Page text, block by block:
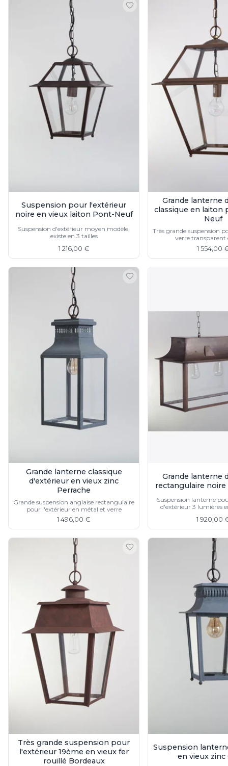
Brand Von Egmond
Elstead Lighting
Ferroluce
Ferroluce Classic
Fine Art Lamps
Holtkötter
Hudson Valley
Italamp
Jacques Garcia
JP Ryckaert
kdln
Leds C4
LichtRaum Funktion
Michael Anastassiades
Mullan
Munari par Stylnove Ceramiche
Objet insolite
Quintiesse
RADAR
Tonone
Vincent Sheppard
Visual Comfort&Co.
Suspension pour l'extérieur
noire en vieux laiton Pont-Neuf
Suspension d'extérieur moyen modèle,
existe en 3 tailles
1 216,00 €
Grande lanterne
classique en laiton
Neuf
Très grande suspension
verre transparent
1 554,00
Grande lanterne classique
d'extérieur en vieux zinc
Perrache
Grande suspension anglaise rectangulaire
pour l'extérieur en métal et verre
1 496,00 €
Grande lanterne
rectangulaire
Suspension lanterne
d'extérieur 3 lumières
1 920,00
Très grande suspension pour
l'extérieur 19ème en vieux fer
rouillé Bordeaux
Suspension
en vieux zinc